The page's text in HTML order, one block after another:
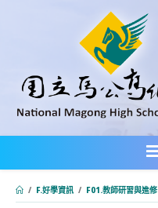
內
/ F.好學資訊 / F01.教師研習與進修